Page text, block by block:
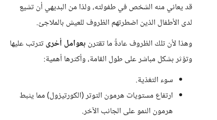
قد يعاني منه الشخص في طفولته، ولذا من البديهي أن تشيع
لدى الأطفال الذين اضطرتهم الظروف للعيش بالملاجئ.
وهذا لأن تلك الظروف عادةً ما تقترن بعوامل أخرىتترتب عليها
وتؤثر بشكل مباشر على طول القامة، وأكثرها أهمية:
سوء التغذية.
ارتفاع مستويات هرمون التوتر (الكورتيزول) مما يثبط
هرمون النمو على الجانب الآخر.